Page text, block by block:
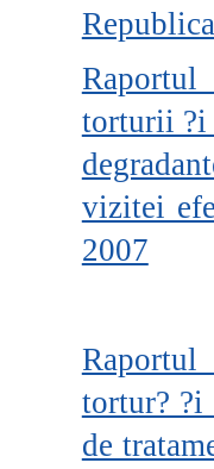
Raportul
torturii ?i
vizitei
2007
tortur? ?i
de